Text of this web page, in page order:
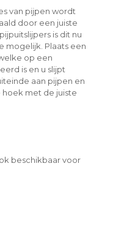
van pijpen wordt
door een juiste
is dit nu
mogelijk. Plaats een
op een
is en u slijpt
aan pijpen en
met de juiste
beschikbaar voor